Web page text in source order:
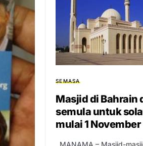
SEMASA
Masjid di Bahrain
semula untuk
mulai 1 November
MANAMA – Masjid-